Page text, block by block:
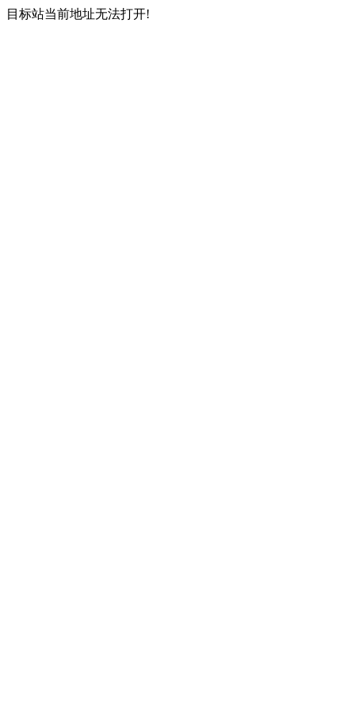
目标站当前地址无法打开!